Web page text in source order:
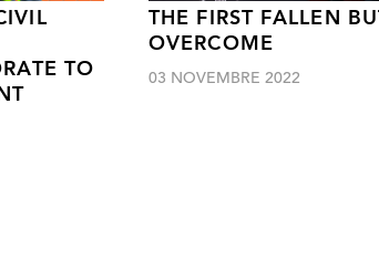
TO
THE FIRST FALLEN
OVERCOME
03 NOVEMBRE 2022